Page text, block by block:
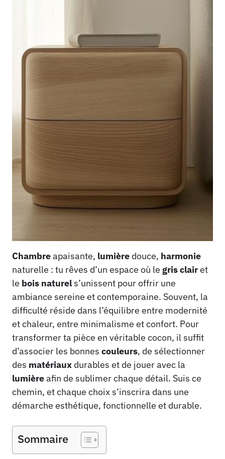
Chambreapaisante, lumière douce, harmonie
naturelle : tu rêves d’un espace où le grisclairet
le bois naturels’unissent pour offrir une
ambiance sereine et contemporaine. Souvent, la
difficulté réside dans l’équilibre entre modernité
et chaleur, entre minimalisme et confort. Pour
transformer ta pièce en véritable cocon, il suffit
d’associer les bonnes couleurs, de sélectionner
des matériaux durables et de jouer avec la
lumièreafin de sublimer chaque détail. Suis ce
chemin, et chaque choix s’inscrira dans une
démarche esthétique, fonctionnelle et durable.
Sommaire